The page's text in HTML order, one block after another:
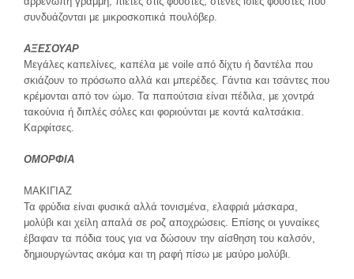
συνδυάζονται με μικροσκοπικά πουλόβερ.
ΑΞΕΣΟΥΑΡ
Μεγάλες καπελίνες, καπέλα με voile από δίχτυ ή δαντέλα που
σκιάζουν το πρόσωπο αλλά και μπερέδες. Γάντια και τσάντες που
κρέμονται από τον ώμο. Τα παπούτσια είναι πέδιλα, με χοντρά
τακούνια ή διπλές σόλες και φοριούνται με κοντά καλτσάκια.
Καρφίτσες.
ΟΜΟΡΦΙΑ
ΜΑΚΙΓΙΑΖ
Τα φρύδια είναι φυσικά αλλά τονισμένα, ελαφριά μάσκαρα,
μολύβι και χείλη απαλά σε ροζ αποχρώσεις. Επίσης οι γυναίκες
έβαφαν τα πόδια τους για να δώσουν την αίσθηση του καλσόν,
δημιουργώντας ακόμα και τη ραφή πίσω με μαύρο μολύβι.